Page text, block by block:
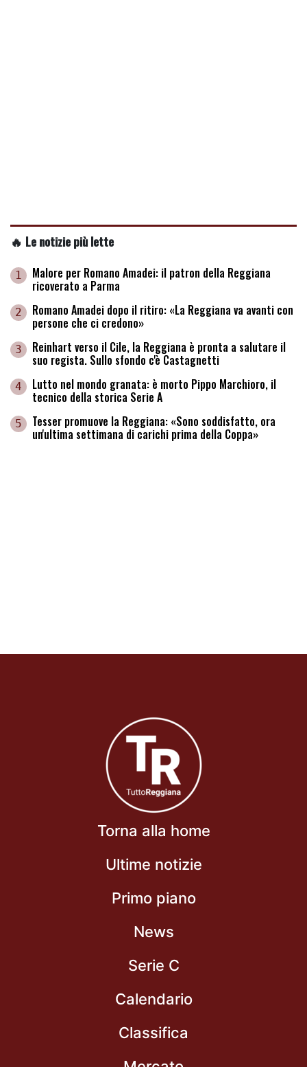
🔥 Le notizie più lette
1 Malore per Romano Amadei: il patron della Reggiana
ricoverato a Parma
2 Romano Amadei dopo il ritiro: «La Reggiana va avanti con
persone che ci credono»
3 Reinhart verso il Cile, la Reggiana è pronta a salutare il
suo regista. Sullo sfondo c'è Castagnetti
4 Lutto nel mondo granata: è morto Pippo Marchioro, il
tecnico della storica Serie A
5 Tesser promuove la Reggiana: «Sono soddisfatto, ora
un'ultima settimana di carichi prima della Coppa»
Torna alla home
Ultime notizie
Primo piano
News
Serie C
Calendario
Classifica